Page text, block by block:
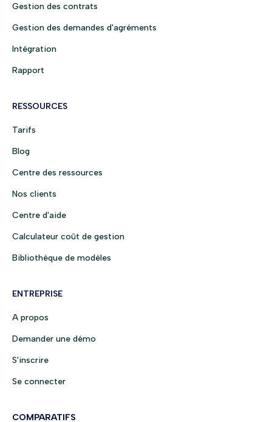
Gestion des contrats
Gestion des demandes d'agréments
Intégration
Rapport
RESSOURCES
Tarifs
Blog
Centre des ressources
Nos clients
Centre d'aide
Calculateur coût de gestion
Bibliothèque de modèles
ENTREPRISE
A propos
Demander une démo
S'inscrire
Se connecter
COMPARATIFS